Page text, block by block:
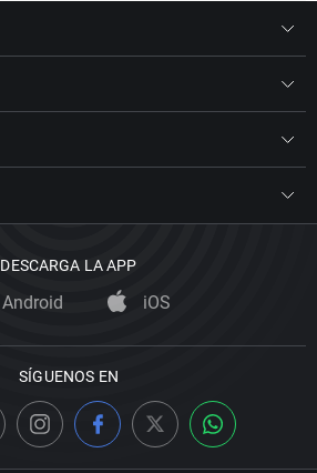
DESCARGA LA APP
Android iOS
SÍGUENOS EN